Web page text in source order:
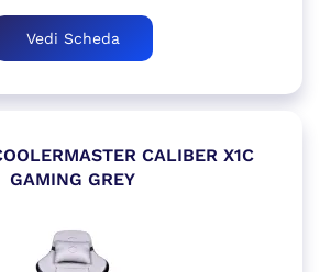
Vedi Scheda
CALIBER X1C
GAMING GREY